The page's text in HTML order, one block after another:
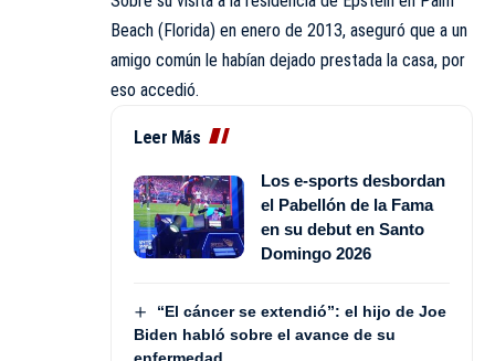
Beach (Florida) en enero de 2013, aseguró que a un
amigo común le habían dejado prestada la casa, por
eso accedió.
Leer Más
Los e-sports desbordan
el Pabellón de la Fama
en su debut en Santo
Domingo 2026
“El cáncer se extendió”: el hijo de Joe
Biden habló sobre el avance de su